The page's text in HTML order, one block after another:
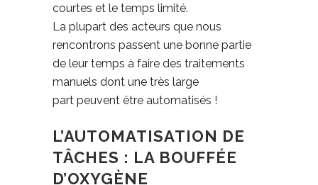
courtes et le temps limité.
La plupart des acteurs que nous
rencontrons passent une bonne partie
de leur temps à faire des traitements
manuels dont une très large
part peuvent être automatisés !
L’AUTOMATISATION DE
TÂCHES : LA BOUFFÉE
D’OXYGÈNE